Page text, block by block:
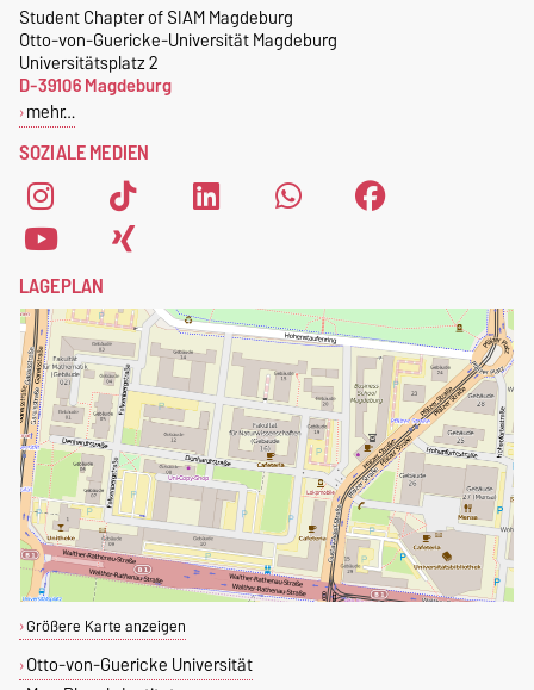
magdeburg@nerdnite.com
kostenlose SIAM-
Mitgliedschaft.
Um dich als Mitglied des
Student Chapters of SIAM
Magdeburg zu registrieren,
fülle einfach das
Anmeldeformular
SOZIALE MEDIEN
Student Chapter of SIAM Magdeburg
Otto-von-Guericke-Universität Magdeburg
Universitätsplatz 2
D-39106 Magdeburg
mehr…
LAGEPLAN
Größere Karte anzeigen
Otto-von-Guericke Universität